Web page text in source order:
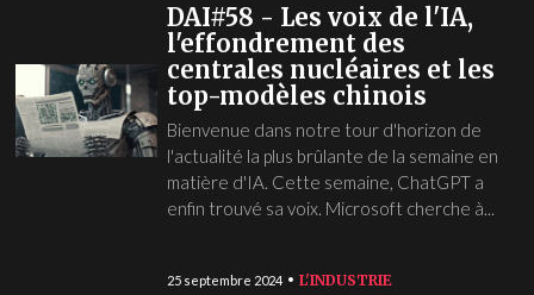
DAI#58 - Les voix de l'IA,
l'effondrement des
centrales nucléaires et les
top-modèles chinois
Bienvenue dans notre tour d'horizon de
l'actualité la plus brûlante de la semaine en
matière d'IA. Cette semaine, ChatGPT a
enfin trouvé sa voix. Microsoft cherche à...
25 septembre 2024 L'INDUSTRIE